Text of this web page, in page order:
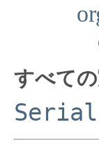
すべて